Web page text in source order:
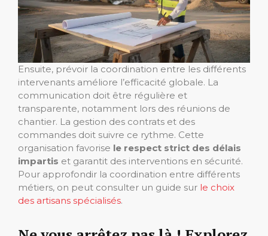
Ensuite, prévoir la coordination entre les différents
intervenants améliore l’efficacité globale. La
communication doit être régulière et
transparente, notamment lors des réunions de
chantier. La gestion des contrats et des
commandes doit suivre ce rythme. Cette
organisation favorise le respect strict des délais
impartis et garantit des interventions en sécurité.
Pour approfondir la coordination entre différents
métiers, on peut consulter un guide sur le choix
des artisans spécialisés.